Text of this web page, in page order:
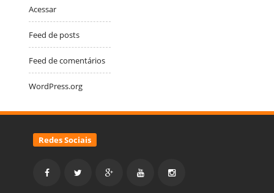
Acessar
Feed de posts
Feed de comentários
WordPress.org
Redes Sociais